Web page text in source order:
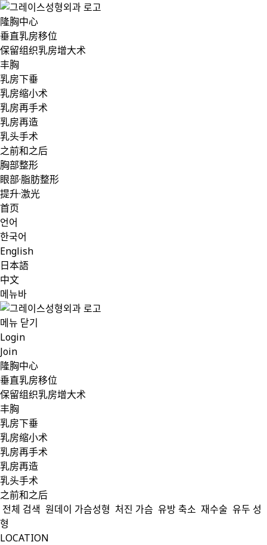
隆胸中心
垂直乳房移位
保留组织乳房增大术
丰胸
乳房下垂
乳房缩小术
乳房再手术
乳房再造
乳头手术
之前和之后
胸部整形
眼部·脂肪整形
提升·激光
首页
언어
한국어
English
日本語
中文
메뉴바
메뉴 닫기
Login
Join
隆胸中心
垂直乳房移位
保留组织乳房增大术
丰胸
乳房下垂
乳房缩小术
乳房再手术
乳房再造
乳头手术
之前和之后
전체 검색 원데이 가슴성형 처진 가슴 유방 축소 재수술 유두 성
형
LOCATION